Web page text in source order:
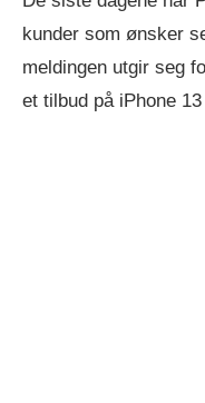
kunder som ønsker
meldingen utgir seg
et tilbud på iPhone